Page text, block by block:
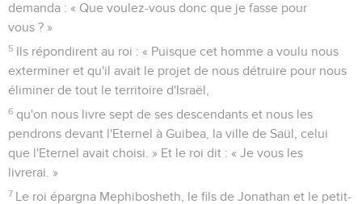
demanda : « Que voulez-vous donc que je fasse pour
vous ? »
5 Ils répondirent au roi : « Puisque cet homme a voulu nous
exterminer et qu'il avait le projet de nous détruire pour nous
éliminer de tout le territoire d'Israël,
6 qu'on nous livre sept de ses descendants et nous les
pendrons devant l'Eternel à Guibea, la ville de Saül, celui
que l'Eternel avait choisi. » Et le roi dit : « Je vous les
livrerai. »
7 Le roi épargna Mephibosheth, le fils de Jonathan et le petit-